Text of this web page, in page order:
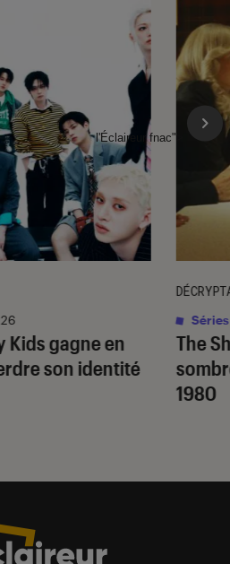
Kids gagne en
son identité
The
1980
Séries
l'Éclaireur fnac">